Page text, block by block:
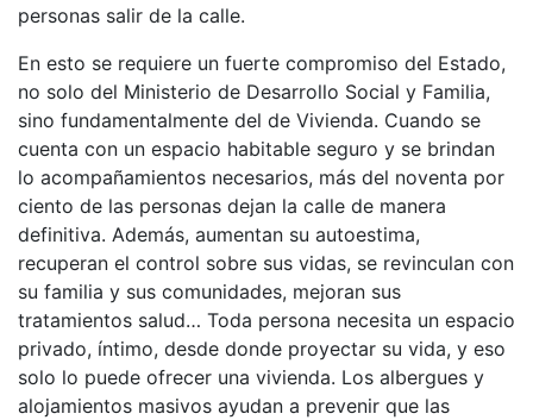
personas salir de la calle.
En esto se requiere un fuerte compromiso del Estado,
no solo del Ministerio de Desarrollo Social y Familia,
sino fundamentalmente del de Vivienda. Cuando se
cuenta con un espacio habitable seguro y se brindan
lo acompañamientos necesarios, más del noventa por
ciento de las personas dejan la calle de manera
definitiva. Además, aumentan su autoestima,
recuperan el control sobre sus vidas, se revinculan con
su familia y sus comunidades, mejoran sus
tratamientos salud… Toda persona necesita un espacio
privado, íntimo, desde donde proyectar su vida, y eso
solo lo puede ofrecer una vivienda. Los albergues y
alojamientos masivos ayudan a prevenir que las